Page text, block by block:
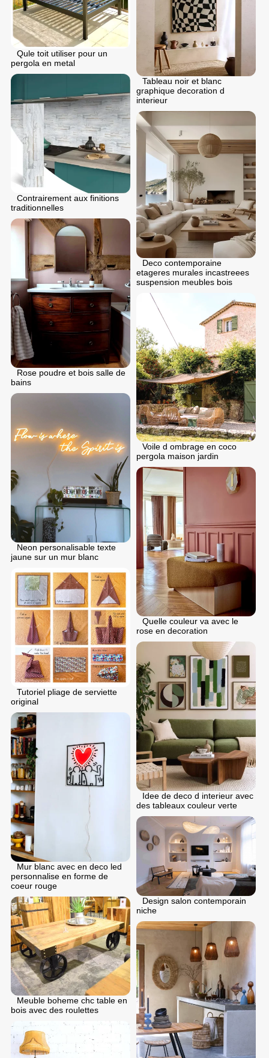
Qule toit utiliser pour un
pergola en metal
Tableau noir et blanc
graphique decoration d
interieur
Contrairement aux finitions
traditionnelles
Deco contemporaine
etageres murales incastreees
suspension meubles bois
Rose poudre et bois salle de
bains
Voile d ombrage en coco
pergola maison jardin
Neon personalisable texte
jaune sur un mur blanc
Quelle couleur va avec le
rose en decoration
Tutoriel pliage de serviette
original
Idee de deco d interieur avec
des tableaux couleur verte
Mur blanc avec en deco led
personnalise en forme de
coeur rouge
Design salon contemporain
niche
Meuble boheme chc table en
bois avec des roulettes